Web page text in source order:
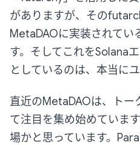
がありますが、その
MetaDAOに実装されてい
す。そしてこれをSolana
としているのは、本当に
直近のMetaDAOは、トー
て注目を集め始めていま
場かと思っています。